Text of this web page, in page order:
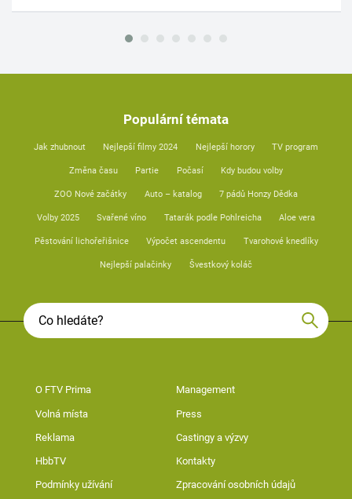
Populární témata
Jak zhubnout Nejlepší filmy 2024 Nejlepší horory TV program
Změna času Partie Počasí Kdy budou volby
ZOO Nové začátky Auto – katalog 7 pádů Honzy Dědka
Volby 2025 Svařené víno Tatarák podle Pohlreicha Aloe vera
Pěstování lichořeřišnice Výpočet ascendentu Tvarohové knedlíky
Nejlepší palačinky Švestkový koláč
O FTV Prima Management
Volná místa Press
Reklama Castingy a výzvy
HbbTV Kontakty
Podmínky užívání Zpracování osobních údajů